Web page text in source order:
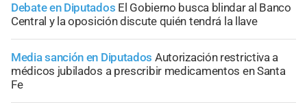
Debate en Diputados El Gobierno busca blindar al Banco
Central y la oposición discute quién tendrá la llave
Media sanción en Diputados Autorización restrictiva a
médicos jubilados a prescribir medicamentos en Santa
Fe